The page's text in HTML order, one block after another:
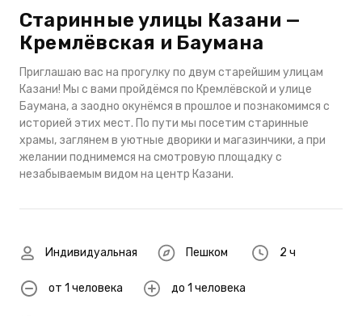
Старинные улицы Казани —
Кремлёвская и Баумана
Приглашаю вас на прогулку по двум старейшим улицам
Казани! Мы с вами пройдёмся по Кремлёвской и улице
Баумана, а заодно окунёмся в прошлое и познакомимся с
историей этих мест. По пути мы посетим старинные
храмы, заглянем в уютные дворики и магазинчики, а при
желании поднимемся на смотровую площадку с
незабываемым видом на центр Казани.
Индивидуальная Пешком 2 ч
от 1 человека до 1 человека